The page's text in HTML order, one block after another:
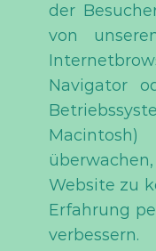
der
von
Navigator
Website zu
Erfahrung
verbessern.